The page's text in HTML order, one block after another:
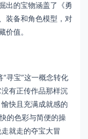
出的宝物涵盖了《勇
装备和角色模型，对
价值。
“寻宝”这一概念转化
有正传作品那样沉
快且充满成就感的
的色彩与简便的操
就走的夺宝大冒